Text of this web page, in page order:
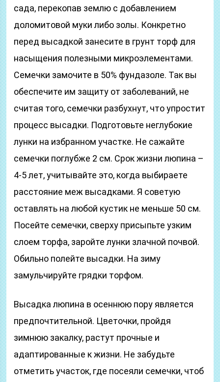
сада, перекопав землю с добавлением
доломитовой муки либо золы. Конкретно
перед высадкой занесите в грунт торф для
насыщения полезными микроэлементами.
Семечки замочите в 50% фундазоле. Так вы
обеспечите им защиту от заболеваний, не
считая того, семечки разбухнут, что упростит
процесс высадки. Подготовьте неглубокие
лунки на избранном участке. Не сажайте
семечки поглубже 2 см. Срок жизни люпина –
4-5 лет, учитывайте это, когда выбираете
расстояние меж высадками. Я советую
оставлять на любой кустик не меньше 50 см.
Посейте семечки, сверху присыпьте узким
слоем торфа, заройте лунки злачной почвой.
Обильно полейте высадки. На зиму
замульчируйте грядки торфом.
Высадка люпина в осеннюю пору является
предпочтительной. Цветочки, пройдя
зимнюю закалку, растут прочные и
адаптированные к жизни. Не забудьте
отметить участок, где посеяли семечки, чтоб